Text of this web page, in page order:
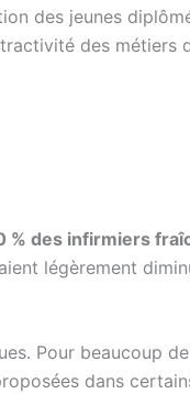
des jeunes
des métiers
% des infirmiers
légèrement
Pour beaucoup
dans